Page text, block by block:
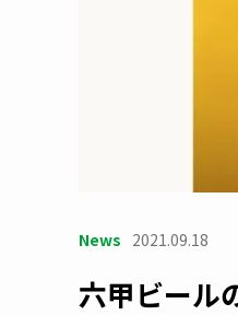
News 2021.09.18
六甲ビール